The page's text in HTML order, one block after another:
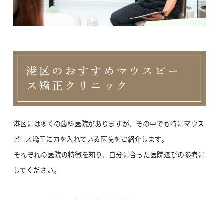
港区のおすすめマウスピー
ス矯正クリニック
港区には多くの歯科医院がありますが、その中でも特にマウス
ピース矯正に力を入れている医院をご紹介します。
それぞれの医院の特徴を知り、自分に合った医院選びの参考に
してください。